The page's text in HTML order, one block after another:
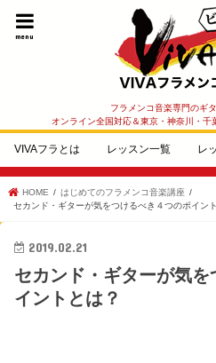
フラメンコ音楽専門のギ
オンライン全国対応＆東京・神奈川・
menu
VIVAフラとは レッスン一覧 レ
HOME
はじめてのフラメンコ音楽講座
セカンド・ギターが気をつけるべき４つのポイン
2019.02.21
セカンド・ギターが気
イントとは？